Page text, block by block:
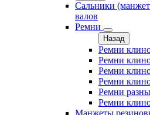
Сальники
валов
Ремни
Назад
Ремни
Ремни
Ремни
Ремни
Ремни
Ремни
Манжеты